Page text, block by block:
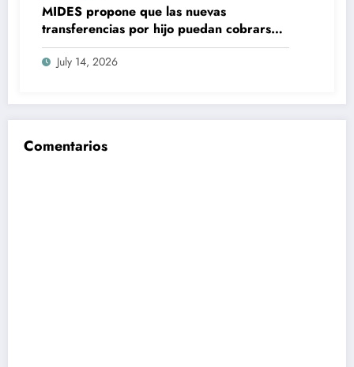
MIDES propone que las nuevas
transferencias por hijo puedan cobrarse
100% en efectivo: qué cambiaría desde
2027July 14, 2026
Comentarios